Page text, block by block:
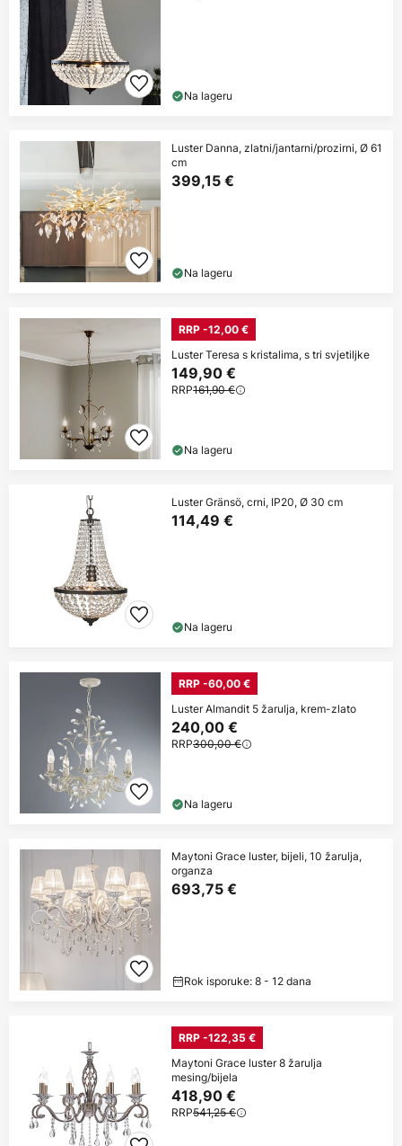
Na lageru
Luster Danna, zlatni/jantarni/prozirni, Ø 61
cm
399,15 €
Na lageru
RRP -12,00 €
Luster Teresa s kristalima, s tri svjetiljke
149,90 €
RRP161,90 €
Na lageru
Luster Gränsö, crni, IP20, Ø 30 cm
114,49 €
Na lageru
RRP -60,00 €
Luster Almandit 5 žarulja, krem-zlato
240,00 €
RRP300,00 €
Na lageru
Maytoni Grace luster, bijeli, 10 žarulja,
organza
693,75 €
Rok isporuke: 8 - 12 dana
RRP -122,35 €
Maytoni Grace luster 8 žarulja
mesing/bijela
418,90 €
RRP541,25 €